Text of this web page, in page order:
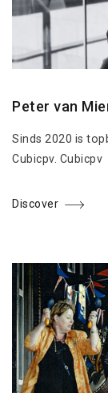
Peter van
Sinds 2020 is
Cubicpv.
Discover